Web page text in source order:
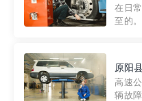
在日
至的
细解
准，
原阳
高速
辆故